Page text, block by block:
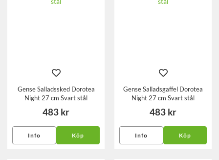
Gense Salladssked Dorotea
Night 27 cm Svart stål
483 kr
Info Köp
Gense Salladsgaffel Dorotea
Night 27 cm Svart stål
483 kr
Info Köp